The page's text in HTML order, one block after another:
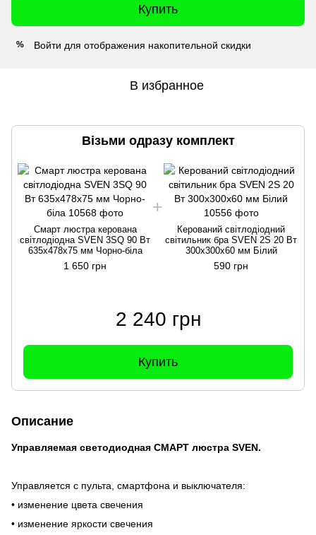
Купить
% Войти для отображения накопительной скидки
В избранное
Візьми одразу комплект
Смарт люстра керована
світлодіодна SVEN 3SQ 90 Вт
635x478x75 мм Чорно-біла
1 650 грн
Керований cвітлодіодний
світильник бра SVEN 2S 20 Вт
300х300х60 мм Білий
590 грн
2 240 грн
Купить
Описание
Управляемая светодиодная СМАРТ люстра SVEN.
Управляется с пульта, смартфона и выключателя:
• изменение цвета свечения
• изменение яркости свечения